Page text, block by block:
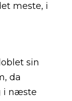
meste, i
sin
da
i næste